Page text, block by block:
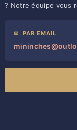
? Notre équipe vous
✉ PAR EMAIL